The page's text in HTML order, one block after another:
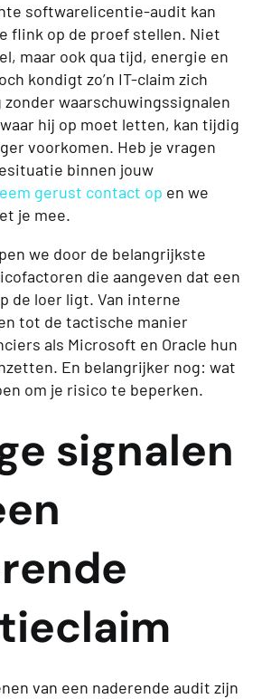
softwarelicentie-audit kan
flink op de proef stellen. Niet
maar ook qua tijd, energie en
kondigt zo’n IT-claim zich
zonder waarschuwingssignalen
hij op moet letten, kan tijdig
voorkomen. Heb je vragen
binnen jouw
gerust contact op en we
je mee.
we door de belangrijkste
die aangeven dat een
de loer ligt. Van interne
tot de tactische manier
als Microsoft en Oracle hun
En belangrijker nog: wat
om je risico te beperken.
signalen
van een naderende audit zijn